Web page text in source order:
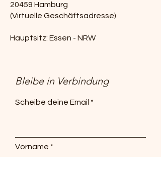
20459 Hamburg
(Virtuelle Geschäftsadresse)
Hauptsitz: Essen - NRW
Bleibe in Verbindung
Scheibe deine Email
Vorname